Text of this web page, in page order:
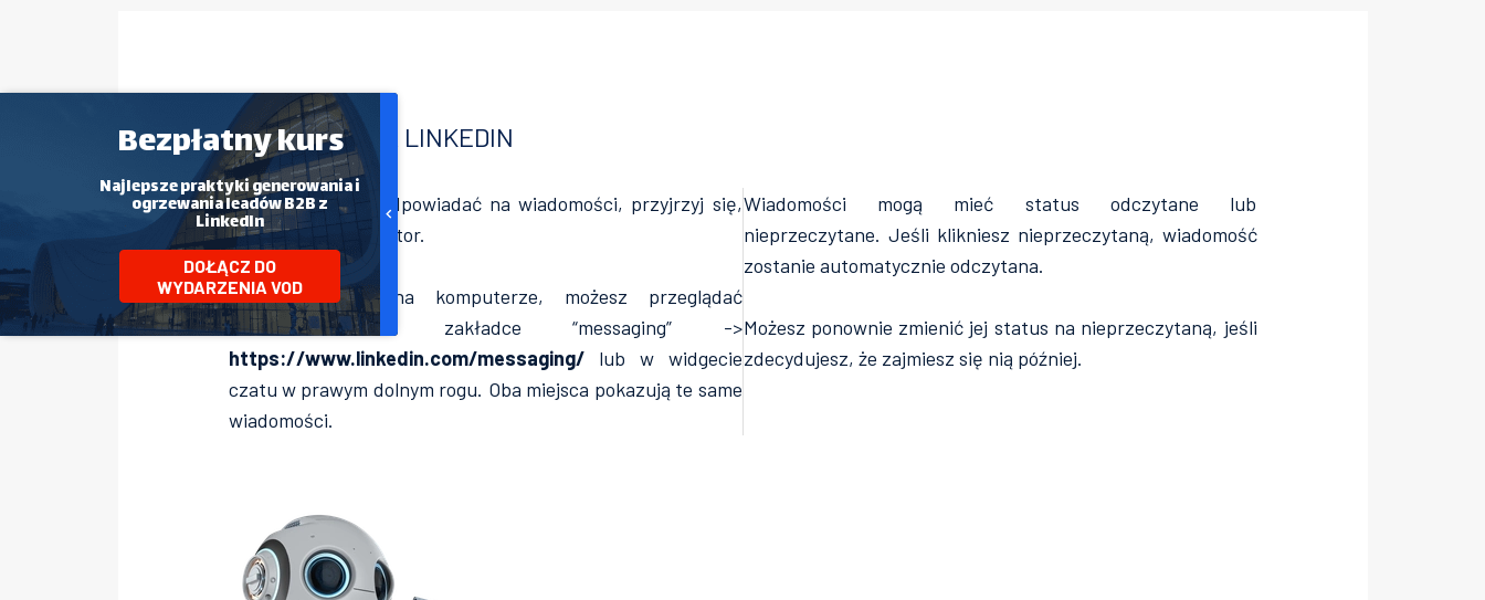
KOMUNIKATOR LINKEDIN
Zanim zaczniesz odpowiadać na wiadomości, przyjrzyj się,
jak działa komunikator.
Jeśli pracujesz na komputerze, możesz przeglądać
wiadomości w zakładce “messaging” ->
https://www.linkedin.com/messaging/ lub w widgecie
czatu w prawym dolnym rogu. Oba miejsca pokazują te same
wiadomości.
Wiadomości mogą mieć status odczytane lub
nieprzeczytane. Jeśli klikniesz nieprzeczytaną, wiadomość
zostanie automatycznie odczytana.
Możesz ponownie zmienić jej status na nieprzeczytaną, jeśli
zdecydujesz, że zajmiesz się nią później.
Bezpłatny kurs
Najlepsze praktyki generowania i
ogrzewania leadów B2B z
LinkedIn
DOŁĄCZ DO
WYDARZENIA VOD